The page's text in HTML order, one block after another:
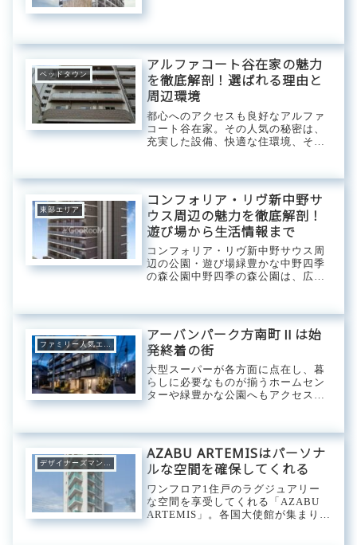
惹き付ける魅力に満ち溢れた街並み
です。【マンショ...
ベッドタウン
アルファコート谷在家の魅力
を徹底解剖！選ばれる理由と
周辺環境
都心へのアクセスも良好なアルファ
コート谷在家。その人気の秘密は、
充実した設備、快適な住環境、そし
力を余すところなくご紹介します。
アルファコート谷在家とは？基本情
報と特徴アルファ...
東部エリア
コンフォリア・リヴ新中野サ
ウス周辺の魅力を徹底解剖！
遊び場から生活情報まで
コンフォリア・リヴ新中野サウス周
辺の公園・遊び場緑豊かな中野四季
の森公園中野四季の森公園は、広大
は自由に走り回り、大人たちはピク
ニックを楽しんだり、ヨガをしたり
と、思い思いの時...
ファミリー人気エリア
アーバンパーク方南町Ⅱは始
発終着の街
大型スーパーが各方面に点在し、暮
らしに必要なものが揃うホームセン
ターや緑豊かな公園へもアクセスし
最寄りのため通勤通学時は高確率で
座れる利便性と新宿を経由し都心へ
も快適にダイレクトア...
デザイナーズマンション
AZABU ARTEMISはパーソナ
ルな空間を確保してくれる
ワンフロア1住戸のラグジュアリー
な空間を享受してくれる「AZABU
ARTEMIS」。各国大使館が集まりイ